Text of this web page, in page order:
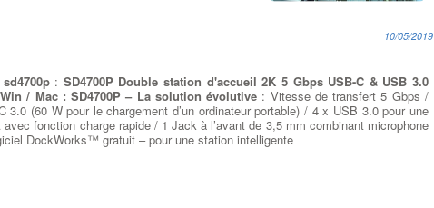
10/05/2019
: SD4700P Double station d'accueil 2K 5 Gbps USB-C & USB 3.0
/ Mac : SD4700P – La solution évolutive : Vitesse de transfert 5 Gbps /
3.0 (60 W pour le chargement d’un ordinateur portable) / 4 x USB 3.0 pour une
fonction charge rapide / 1 Jack à l’avant de 3,5 mm combinant microphone
DockWorks™ gratuit – pour une station intelligente